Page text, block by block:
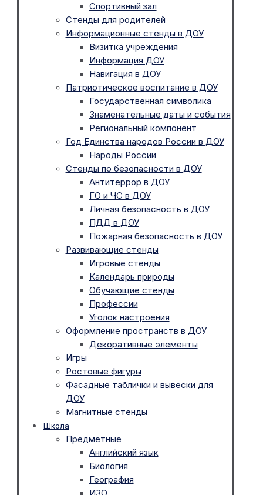
Спортивный зал
Стенды для родителей
Информационные стенды в ДОУ
Визитка учреждения
Информация ДОУ
Навигация в ДОУ
Патриотическое воспитание в ДОУ
Государственная символика
Знаменательные даты и события
Региональный компонент
Год Единства народов России в ДОУ
Народы России
Стенды по безопасности в ДОУ
Антитеррор в ДОУ
ГО и ЧС в ДОУ
Личная безопасность в ДОУ
ПДД в ДОУ
Пожарная безопасность в ДОУ
Развивающие стенды
Игровые стенды
Календарь природы
Обучающие стенды
Профессии
Уголок настроения
Оформление пространств в ДОУ
Декоративные элементы
Игры
Ростовые фигуры
Фасадные таблички и вывески для
ДОУ
Магнитные стенды
Школа
Предметные
Английский язык
Биология
География